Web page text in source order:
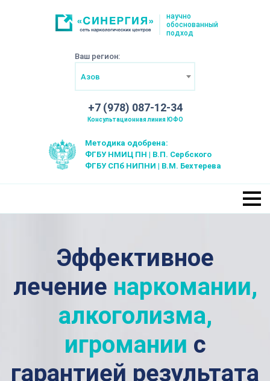
научно
обоснованный
подход
Ваш регион:
Азов
+7 (978) 087-12-34
Консультационная линия ЮФО
Методика одобрена:
ФГБУ НМИЦ ПН | В.П. Сербского
ФГБУ СПб НИПНИ | В.М. Бехтерева
Эффективное
лечение наркомании,
алкоголизма,
игромании с
гарантией результата